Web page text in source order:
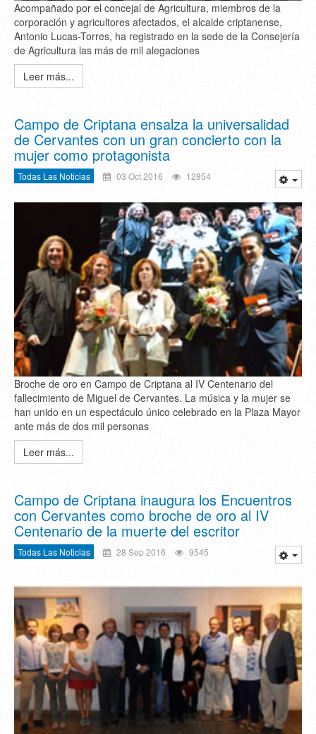
Acompañado por el concejal de Agricultura, miembros de la
corporación y agricultores afectados, el alcalde criptanense,
Antonio Lucas-Torres, ha registrado en la sede de la Consejería
de Agricultura las más de mil alegaciones
Leer más...
Campo de Criptana ensalza la universalidad
de Cervantes con un gran concierto con la
mujer como protagonista
Todas Las Noticias 03 Oct 2016 12854
Broche de oro en Campo de Criptana al IV Centenario del
fallecimiento de Miguel de Cervantes. La música y la mujer se
han unido en un espectáculo único celebrado en la Plaza Mayor
ante más de dos mil personas
Leer más...
Campo de Criptana inaugura los Encuentros
con Cervantes como broche de oro al IV
Centenario de la muerte del escritor
Todas Las Noticias 28 Sep 2016 9545